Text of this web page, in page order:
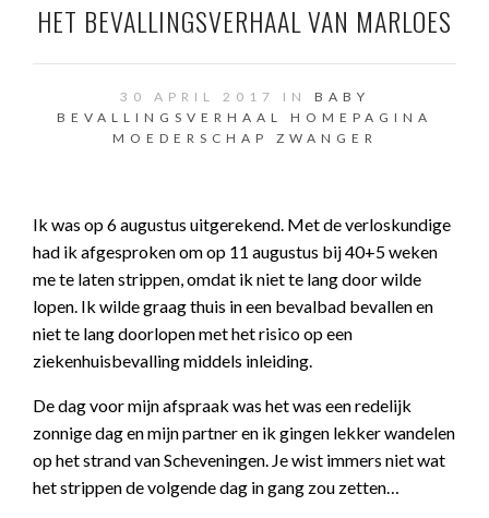
HET BEVALLINGSVERHAAL VAN MARLOES
30 APRIL 2017 IN BABY
BEVALLINGSVERHAAL
HOMEPAGINA
MOEDERSCHAP
ZWANGER
Ik was op 6 augustus uitgerekend. Met de verloskundige
had ik afgesproken om op 11 augustus bij 40+5 weken
me te laten strippen, omdat ik niet te lang door wilde
lopen. Ik wilde graag thuis in een bevalbad bevallen en
niet te lang doorlopen met het risico op een
ziekenhuisbevalling middels inleiding.
De dag voor mijn afspraak was het was een redelijk
zonnige dag en mijn partner en ik gingen lekker wandelen
op het strand van Scheveningen. Je wist immers niet wat
het strippen de volgende dag in gang zou zetten…